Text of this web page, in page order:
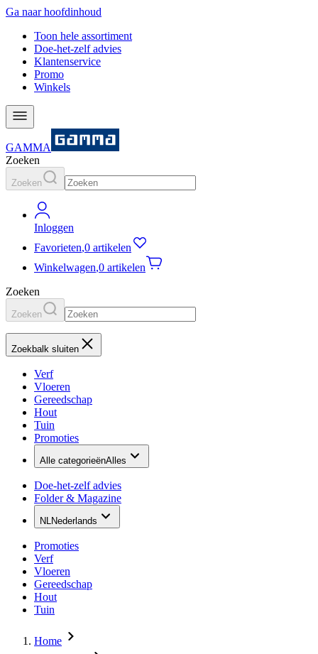
Ga naar hoofdinhoud
Toon hele assortiment
Doe-het-zelf advies
Klantenservice
Promo
Winkels
GAMMA
Zoeken
Zoeken
Inloggen
Favorieten,0 artikelen
Winkelwagen,0 artikelen
Zoeken
Zoeken
Zoekbalk sluiten
Verf
Vloeren
Gereedschap
Hout
Tuin
Promoties
Alle categorieënAlles
Doe-het-zelf advies
Folder & Magazine
NLNederlands
Promoties
Verf
Vloeren
Gereedschap
Hout
Tuin
Home